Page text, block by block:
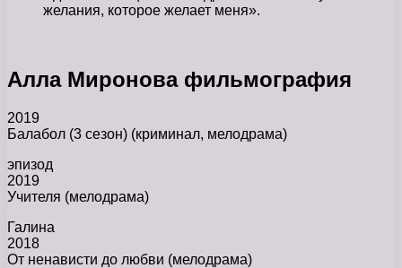
желания, которое желает меня».
Алла Миронова фильмография
2019
Балабол (3 сезон) (криминал, мелодрама)
эпизод
2019
Учителя (мелодрама)
Галина
2018
От ненависти до любви (мелодрама)